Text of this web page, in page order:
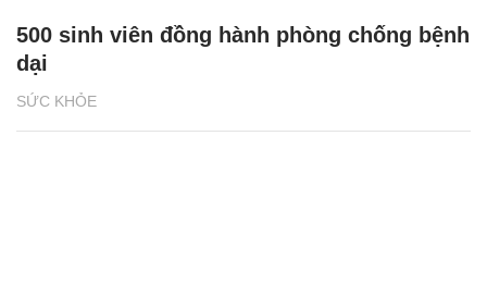
SỨC KHỎE
500 sinh viên đồng hành phòng chống bệnh
dại